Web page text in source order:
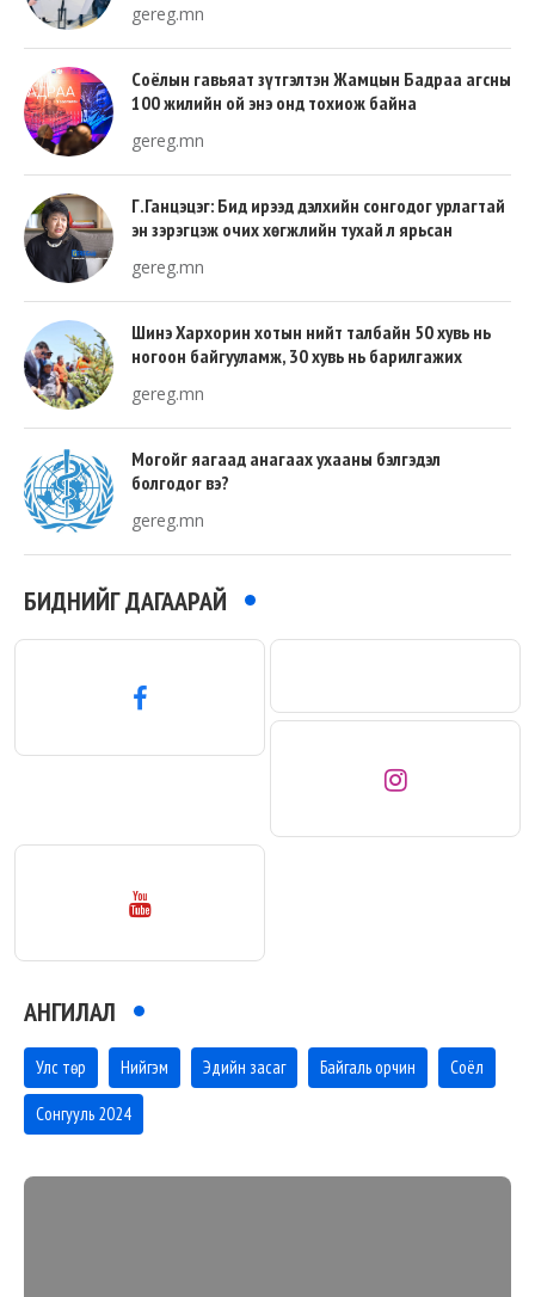
gereg.mn
Соёлын гавьяат зүтгэлтэн Жамцын Бадраа агсны
100 жилийн ой энэ онд тохиож байна
gereg.mn
Г.Ганцэцэг: Бид ирээд дэлхийн сонгодог урлагтай
эн зэрэгцэж очих хөгжлийн тухай л ярьсан
gereg.mn
Шинэ Хархорин хотын нийт талбайн 50 хувь нь
ногоон байгууламж, 30 хувь нь барилгажих
gereg.mn
Могойг яагаад анагаах ухааны бэлгэдэл
болгодог вэ?
gereg.mn
БИДНИЙГ ДАГААРАЙ
АНГИЛАЛ
Улс төр Нийгэм Эдийн засаг Байгаль орчин Соёл
Сонгууль 2024